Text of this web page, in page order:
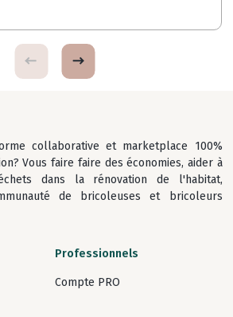
collaborative et marketplace 100%
Vous faire faire des économies, aider à
dans la rénovation de l'habitat,
de bricoleuses et bricoleurs
Professionnels
Compte PRO